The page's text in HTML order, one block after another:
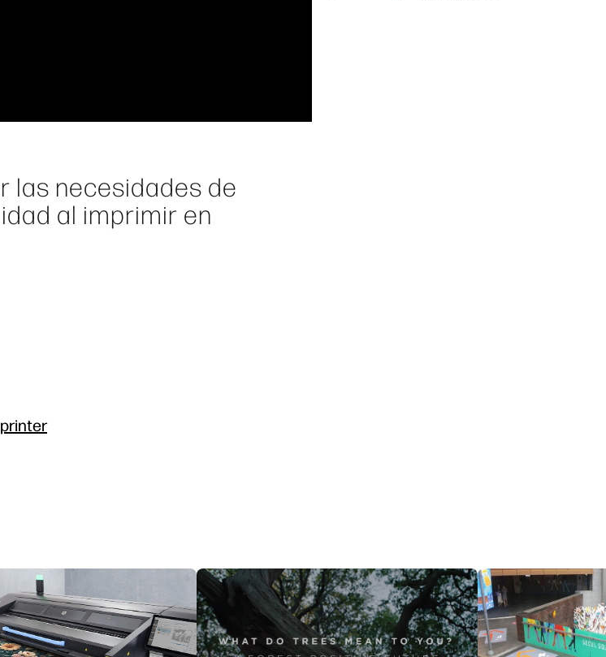
las necesidades de
al imprimir en